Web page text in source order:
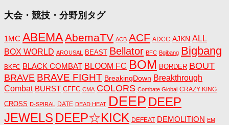
大会・競技・分野別タグ
1MC ABEMA AbemaTV ACB ACF ADCC AJKN ALL
BOX WORLD AROUSAL BEAST Bellator BFC Bgibang Bigbang
BKFC BLACK COMBAT BLOOM FC BOM BORDER BOUT
BRAVE BRAVE FIGHT BreakingDown Breakthrough
Combat BURST CFFC CMA COLORS Combate Global CRAZY KING
CROSS D-SPIRAL DATE DEAD HEAT DEEP DEEP
JEWELS DEEP☆KICK DEFEAT DEMOLITION EM